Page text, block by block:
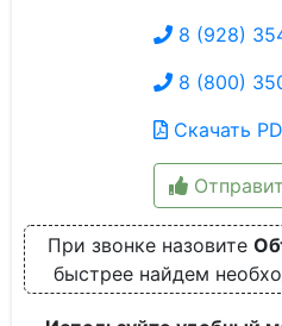
8 (928)
8 (800)
Скачать
При звонке назовите
быстрее найдем